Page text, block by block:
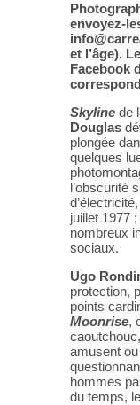
envoyez-
et l’âge).
Facebook
Skyline de
Douglas
plongée
quelques
l’obscurité
juillet 1977
nombreux
sociaux.
Ugo
protection,
points
Moonrise,
amusent
hommes
du temps,